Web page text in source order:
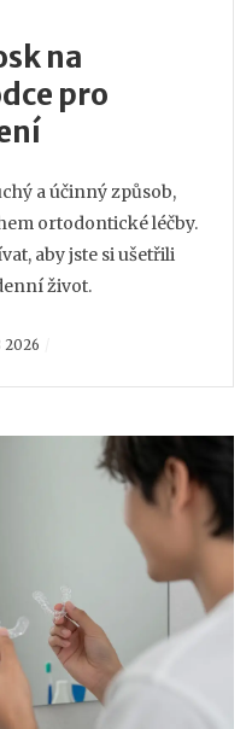
na
pro
a účinný způsob,
ortodontické léčby.
aby jste si ušetřili
život.
2026